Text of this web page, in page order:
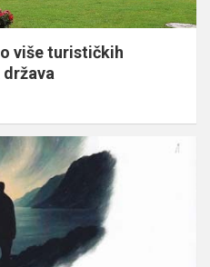
više turističkih